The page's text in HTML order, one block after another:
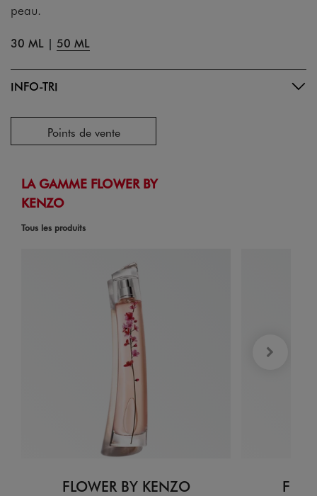
peau.
30 ML | 50 ML
INFO-TRI
Points de vente
LA GAMME FLOWER BY
KENZO
Tous les produits
FLOWER BY KENZO